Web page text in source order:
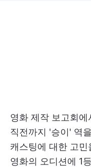
영화 제작 보고회
직전까지 '승이' 역
캐스팅에 대한 고
영화의 오디션에 1